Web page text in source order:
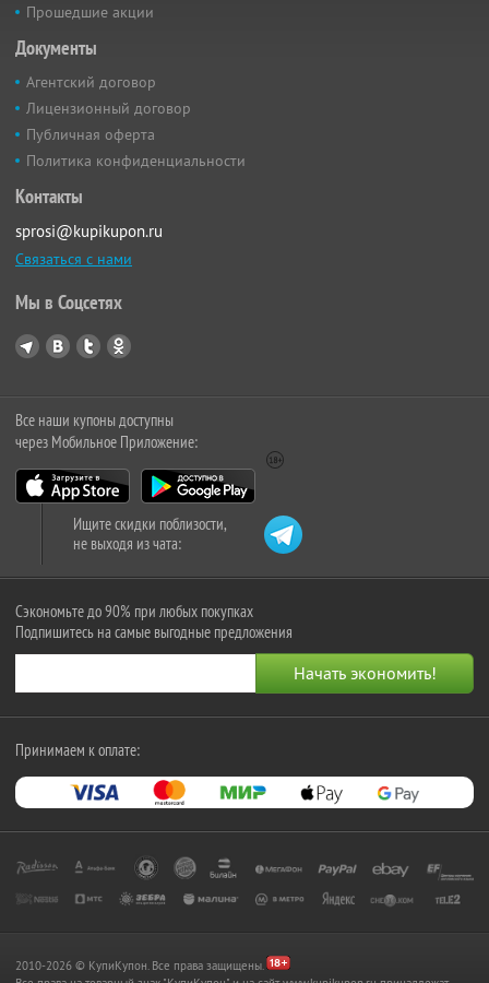
Прошедшие акции
Документы
Агентский договор
Лицензионный договор
Публичная оферта
Политика конфиденциальности
Контакты
sprosi@kupikupon.ru
Связаться с нами
Мы в Соцсетях
Все наши купоны доступны
через Мобильное Приложение:
Ищите скидки поблизости,
не выходя из чата:
Сэкономьте до 90% при любых покупках
Подпишитесь на самые выгодные предложения
Принимаем к оплате:
2010-2026 © КупиКупон. Все права защищены.